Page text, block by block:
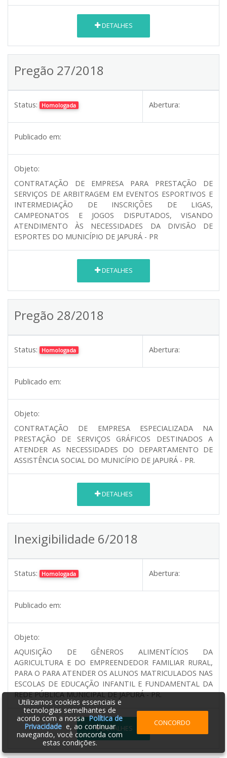
DETALHES
Pregão 27/2018
Status: Homologada Abertura:
Publicado em:
Objeto:
CONTRATAÇÃO DE EMPRESA PARA PRESTAÇÃO DE
SERVIÇOS DE ARBITRAGEM EM EVENTOS ESPORTIVOS E
INTERMEDIAÇÃO DE INSCRIÇÕES DE LIGAS,
CAMPEONATOS E JOGOS DISPUTADOS, VISANDO
ATENDIMENTO ÀS NECESSIDADES DA DIVISÃO DE
ESPORTES DO MUNICÍPIO DE JAPURÁ - PR
DETALHES
Pregão 28/2018
Status: Homologada Abertura:
Publicado em:
Objeto:
CONTRATAÇÃO DE EMPRESA ESPECIALIZADA NA
PRESTAÇÃO DE SERVIÇOS GRÁFICOS DESTINADOS A
ATENDER AS NECESSIDADES DO DEPARTAMENTO DE
ASSISTÊNCIA SOCIAL DO MUNICÍPIO DE JAPURÁ - PR.
DETALHES
Inexigibilidade 6/2018
Status: Homologada Abertura:
Publicado em:
Objeto:
AQUISIÇÃO DE GÊNEROS ALIMENTÍCIOS DA
AGRICULTURA E DO EMPREENDEDOR FAMILIAR RURAL,
PARA O PARA ATENDER OS ALUNOS MATRICULADOS NAS
ESCOLAS DE EDUCAÇÃO INFANTIL E FUNDAMENTAL DA
REDE PÚBLICA MUNICIPAL DE JAPURÁ - PR.
DETALHES
Utilizamos cookies essenciais e
tecnologias semelhantes de
acordo com a nossaPolítica de
Privacidadee, ao continuar
navegando, você concorda com
estas condições.
CONCORDO